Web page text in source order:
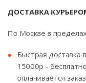
ДОСТАВКА
По Москве в
Быстрая доставка
15000р -
оплачивается